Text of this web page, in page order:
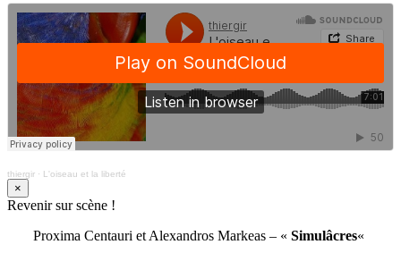
thiergir · L'oiseau et la liberté
×
Revenir sur scène !
Proxima Centauri et Alexandros Markeas – « Simulâcres«